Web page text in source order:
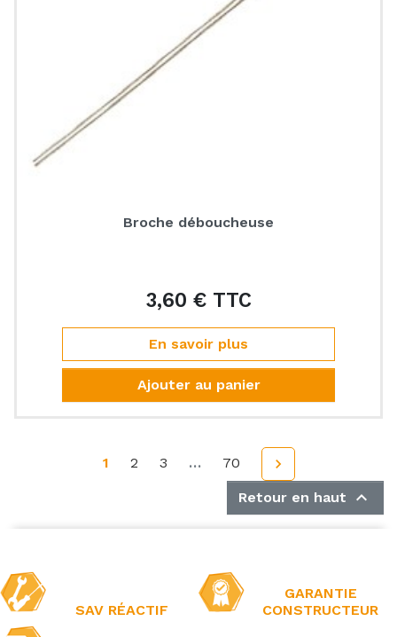
Broche déboucheuse
3,60 € TTC
En savoir plus
Ajouter au panier
1 2 3 … 70 Suivant

Retour en haut 
SAV RÉACTIF
GARANTIE
CONSTRUCTEUR